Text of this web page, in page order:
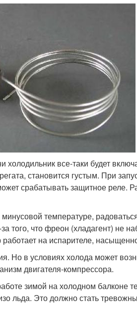
все-таки будет
становится густым. При
срабатывать защитное реле.
температуре,
того, что фреон (хладагент) не
на испарителе,
Но в условиях холода может
двигателя-компрессора.
зимой на холодном балконе
льда. Это должно стать